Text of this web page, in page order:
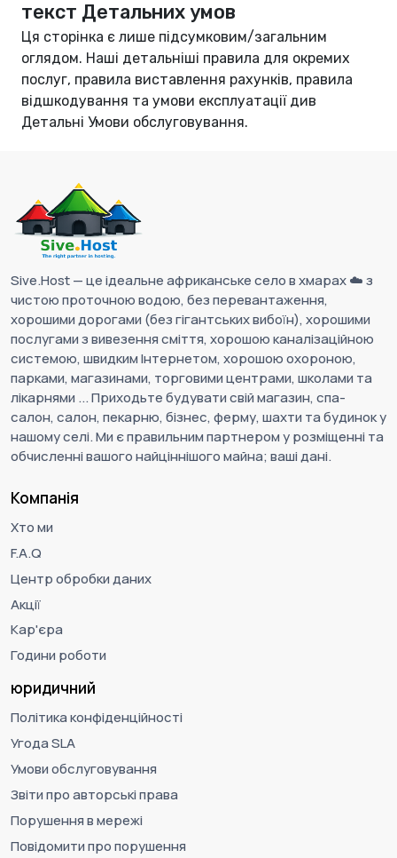
текст Детальних умов
Ця сторінка є лише підсумковим/загальним
оглядом. Наші детальніші правила для окремих
послуг, правила виставлення рахунків, правила
відшкодування та умови експлуатації див
Детальні Умови обслуговування.
Sive.Host — це ідеальне африканське село в хмарах ☁️ з
чистою проточною водою, без перевантаження,
хорошими дорогами (без гігантських вибоїн), хорошими
послугами з вивезення сміття, хорошою каналізаційною
системою, швидким Інтернетом, хорошою охороною,
парками, магазинами, торговими центрами, школами та
лікарнями ... Приходьте будувати свій магазин, спа-
салон, салон, пекарню, бізнес, ферму, шахти та будинок у
нашому селі. Ми є правильним партнером у розміщенні та
обчисленні вашого найціннішого майна; ваші дані.
Компанія
Хто ми
F.A.Q
Центр обробки даних
Акції
Кар'єра
Години роботи
юридичний
Політика конфіденційності
Угода SLA
Умови обслуговування
Звіти про авторські права
Порушення в мережі
Повідомити про порушення